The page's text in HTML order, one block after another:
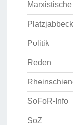
Platzjabbeck
Politik
Reden
SoFoR-Info
SoZ